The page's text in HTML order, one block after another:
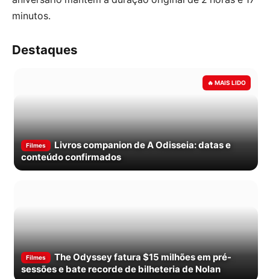
minutos.
Destaques
Filmes
Livros companion de A Odisseia: datas e
conteúdo confirmados
Filmes
The Odyssey fatura $15 milhões em pré-
sessões e bate recorde de bilheteria de Nolan